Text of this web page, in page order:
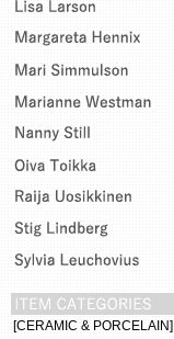
[CERAMIC & PORCELAIN]